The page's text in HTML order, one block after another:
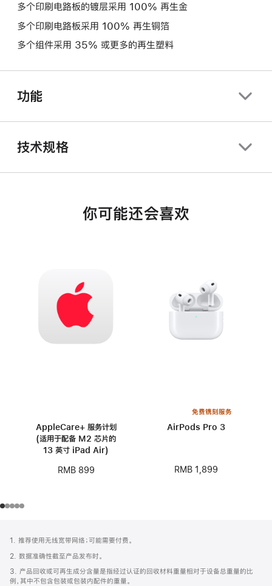
多个印刷电路板的镀层采用 100% 再生金
多个印刷电路板采用 100% 再生铜箔
多个组件采用 35% 或更多的再生塑料
功能
技术规格
你可能还会喜欢
AppleCare+ 服务计划
(适用于配备 M2 芯片的
13 英寸 iPad Air)
RMB 899
免费镌刻服务
AirPods Pro 3
RMB 1,899
页
页
脚
注
1. 推荐使用无线宽带网络；可能需要付费。
2. 数据准确性截至产品发布时。
3. 产品回收或可再生成分含量是指经过认证的回收材料重量相对于设备总重量的比
例，其中不包含包装或包装内配件的重量。